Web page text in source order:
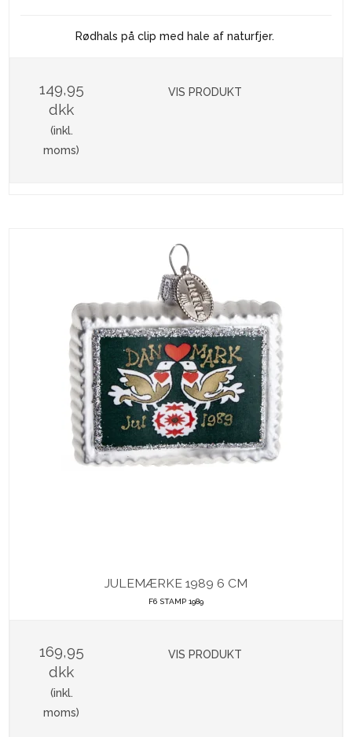
Rødhals på clip med hale af naturfjer.
149,95
dkk
(inkl.
moms)
VIS PRODUKT
JULEMÆRKE 1989 6 CM
F6 STAMP 1989
169,95
dkk
(inkl.
moms)
VIS PRODUKT